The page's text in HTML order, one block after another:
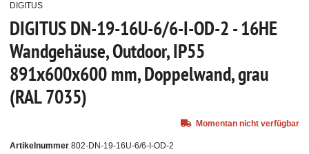
DIGITUS DN-19-16U-6/6-I-OD-2 - 16HE
Wandgehäuse, Outdoor, IP55
891x600x600 mm, Doppelwand, grau
(RAL 7035)
Artikelnummer 802-DN-19-16U-6/6-I-OD-2
DIGITUS
Momentan nicht verfügbar